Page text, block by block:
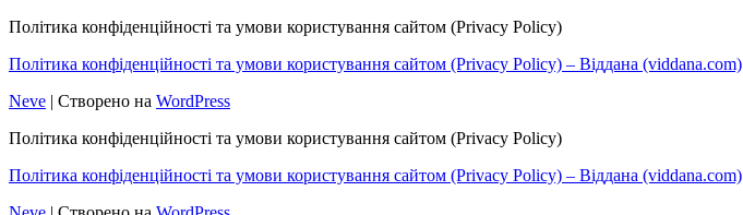
Політика конфіденційності та умови користування сайтом (Privacy Policy)
Політика конфіденційності та умови користування сайтом (Privacy Policy) – Віддана (viddana.com)
Neve | Створено на WordPress
Політика конфіденційності та умови користування сайтом (Privacy Policy)
Політика конфіденційності та умови користування сайтом (Privacy Policy) – Віддана (viddana.com)